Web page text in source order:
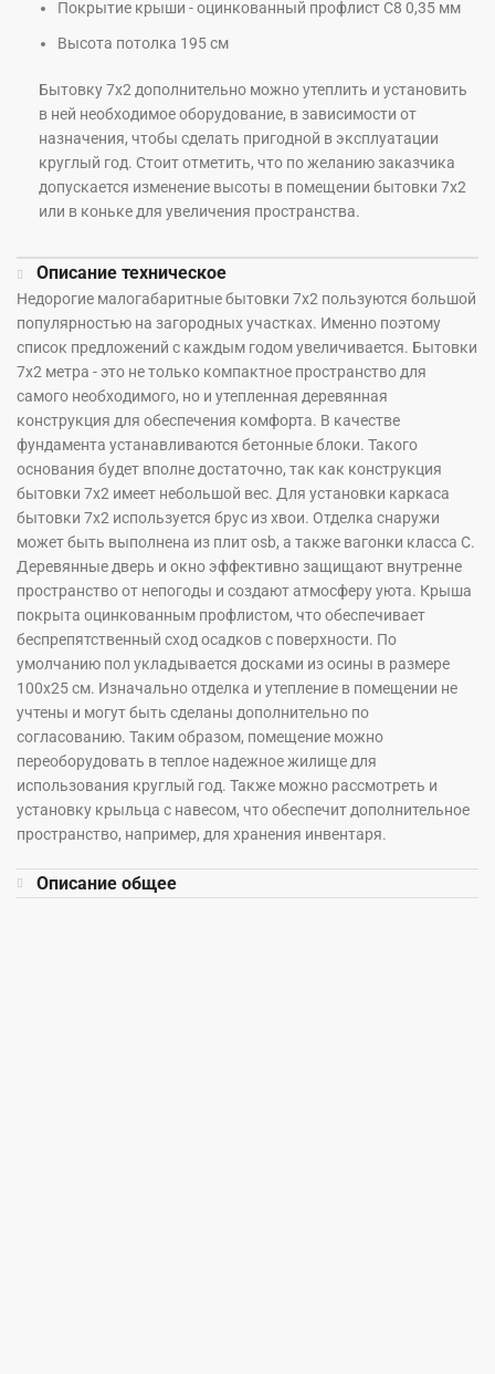
Покрытие крыши - оцинкованный профлист С8 0,35 мм
Высота потолка 195 см
Бытовку 7х2 дополнительно можно утеплить и установить
в ней необходимое оборудование, в зависимости от
назначения, чтобы сделать пригодной в эксплуатации
круглый год. Стоит отметить, что по желанию заказчика
допускается изменение высоты в помещении бытовки 7х2
или в коньке для увеличения пространства.
Описание техническое
Недорогие малогабаритные бытовки 7х2 пользуются большой
популярностью на загородных участках. Именно поэтому
список предложений с каждым годом увеличивается. Бытовки
7х2 метра - это не только компактное пространство для
самого необходимого, но и утепленная деревянная
конструкция для обеспечения комфорта. В качестве
фундамента устанавливаются бетонные блоки. Такого
основания будет вполне достаточно, так как конструкция
бытовки 7х2 имеет небольшой вес. Для установки каркаса
бытовки 7х2 используется брус из хвои. Отделка снаружи
может быть выполнена из плит osb, а также вагонки класса С.
Деревянные дверь и окно эффективно защищают внутренне
пространство от непогоды и создают атмосферу уюта. Крыша
покрыта оцинкованным профлистом, что обеспечивает
беспрепятственный сход осадков с поверхности. По
умолчанию пол укладывается досками из осины в размере
100х25 см. Изначально отделка и утепление в помещении не
учтены и могут быть сделаны дополнительно по
согласованию. Таким образом, помещение можно
переоборудовать в теплое надежное жилище для
использования круглый год. Также можно рассмотреть и
установку крыльца с навесом, что обеспечит дополнительное
пространство, например, для хранения инвентаря.
Описание общее